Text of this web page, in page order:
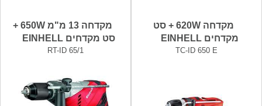
מקדחה 620W + סט
מקדחים EINHELL
TC-ID 650 E
מקדחה 13 מ"מ 650W +
סט מקדחים EINHELL
RT-ID 65/1